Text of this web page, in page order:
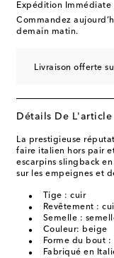
Expédition Immédiate
Commandez
demain matin.
Livraison offerte
Détails De L'article
La prestigieuse
faire italien hors pair
escarpins slingback
sur les empeignes et
Tige : cuir
Revêtement :
Semelle :
Couleur: beige
Forme du bout
Fabriqué en